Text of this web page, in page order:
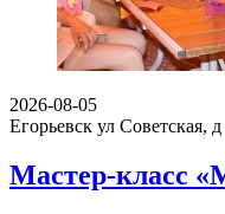
2026-08-05
Егорьевск ул Советская,
Мастер-класс